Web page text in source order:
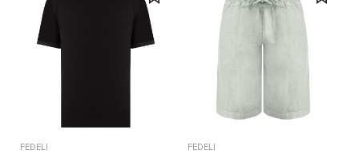
FEDELI FEDELI